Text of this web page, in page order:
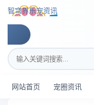
跳转到主要内容
智穹界乐宠资讯
搜索关键词
网站首页 宠圈资讯